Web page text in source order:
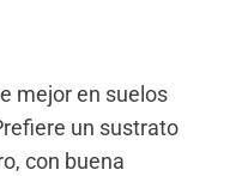
mejor en suelos
un sustrato
con buena